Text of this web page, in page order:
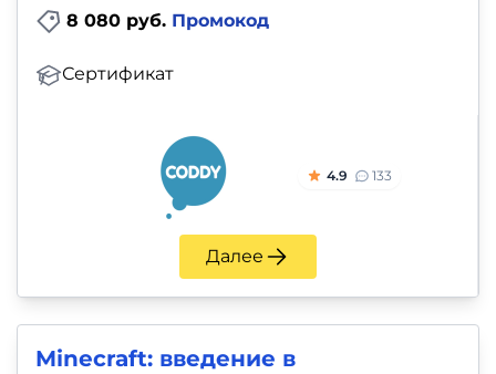
8 080 руб. Промокод
Сертификат
4.9 133
Далее
Minecraft: введение в